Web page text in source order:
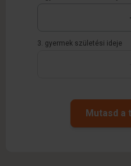
3. gyermek születési ideje
Mutasd a